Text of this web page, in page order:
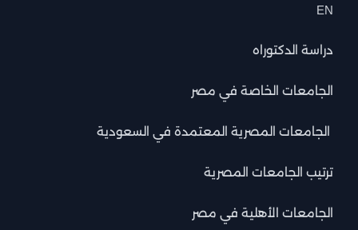
EN
دراسة الدكتوراه
الجامعات الخاصة في مصر
الجامعات المصرية المعتمدة في السعودية
ترتيب الجامعات المصرية
الجامعات الأهلية في مصر